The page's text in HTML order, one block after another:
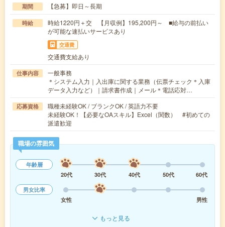
期間 【急募】即日～長期
時給
時給1220円＋交 【月収例】195,200円～ ■給与の前払い
が可能な速払いサービスあり
交通費
交通費支給あり
仕事内容
一般事務
＊システム入力｜入出庫に関する業務（伝票チェック＊入庫
データ入力など）｜請求書作成｜メール＊電話応対…
応募資格
職種未経験OK / ブランクOK / 英語力不要
未経験OK！【必要なOAスキル】Excel（関数） #初めての
派遣歓迎
職場の雰囲気
年齢層
20代
30代 40代 50代
60代
男女比率
女性
男性
もっと見る